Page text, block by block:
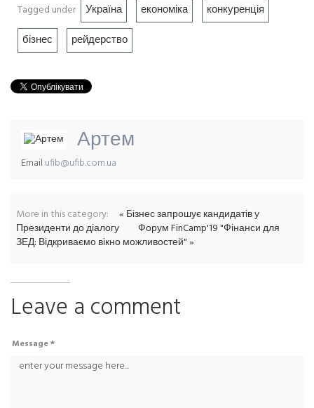
Tagged under Україна економіка
конкуренція
бізнес
рейдерство
Артем
Email ufib@ufib.com.ua
More in this category:
« Бізнес запрошує кандидатів у
Президенти до діалогу
Форум FinCamp'19 "Фінанси для
ЗЕД: Відкриваємо вікно можливостей" »
Leave a comment
Message *